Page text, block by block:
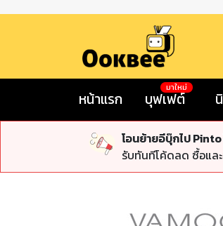
หน้าแรก บุฟเฟต์
มาใหม่
โอนย้ายอีบุ๊กไป
รับทันทีโค้ดลด ซื้อแล